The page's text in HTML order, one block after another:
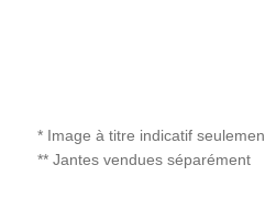
* Image à titre indicatif
** Jantes vendues séparément